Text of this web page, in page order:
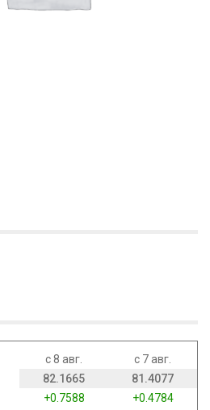
с 8 авг.
с 7 авг.
82.1665
81.4077
+0.7588
+0.4784